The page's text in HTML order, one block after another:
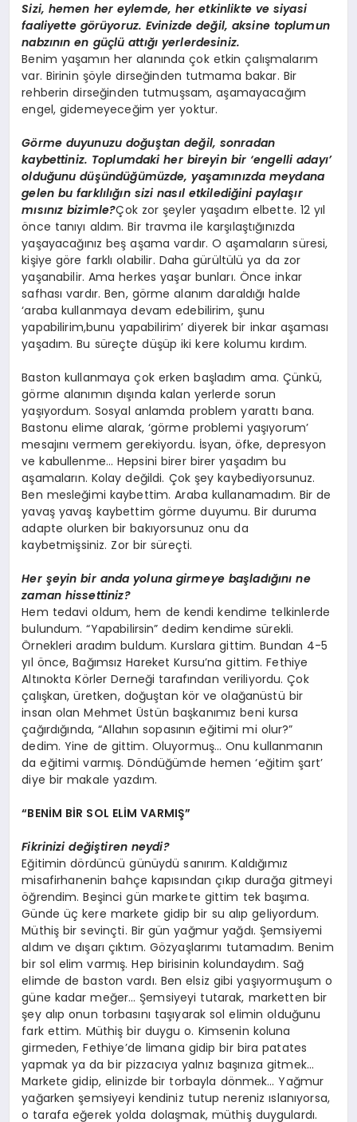
Sizi, hemen her eylemde, her etkinlikte ve siyasi
faaliyette görüyoruz. Evinizde değil, aksine toplumun
nabzının en güçlü attığı yerlerdesiniz.
Benim yaşamın her alanında çok etkin çalışmalarım
var. Birinin şöyle dirseğinden tutmama bakar. Bir
rehberin dirseğinden tutmuşsam, aşamayacağım
engel, gidemeyeceğim yer yoktur.
Görme duyunuzu doğuştan değil, sonradan
kaybettiniz. Toplumdaki her bireyin bir ‘engelli adayı’
olduğunu düşündüğümüzde, yaşamınızda meydana
gelen bu farklılığın sizi nasıl etkilediğini paylaşır
mısınız bizimle?Çok zor şeyler yaşadım elbette. 12 yıl
önce tanıyı aldım. Bir travma ile karşılaştığınızda
yaşayacağınız beş aşama vardır. O aşamaların süresi,
kişiye göre farklı olabilir. Daha gürültülü ya da zor
yaşanabilir. Ama herkes yaşar bunları. Önce inkar
safhası vardır. Ben, görme alanım daraldığı halde
‘araba kullanmaya devam edebilirim, şunu
yapabilirim,bunu yapabilirim’ diyerek bir inkar aşaması
yaşadım. Bu süreçte düşüp iki kere kolumu kırdım.
Baston kullanmaya çok erken başladım ama. Çünkü,
görme alanımın dışında kalan yerlerde sorun
yaşıyordum. Sosyal anlamda problem yarattı bana.
Bastonu elime alarak, ‘görme problemi yaşıyorum’
mesajını vermem gerekiyordu. İsyan, öfke, depresyon
ve kabullenme… Hepsini birer birer yaşadım bu
aşamaların. Kolay değildi. Çok şey kaybediyorsunuz.
Ben mesleğimi kaybettim. Araba kullanamadım. Bir de
yavaş yavaş kaybettim görme duyumu. Bir duruma
adapte olurken bir bakıyorsunuz onu da
kaybetmişsiniz. Zor bir süreçti.
Her şeyin bir anda yoluna girmeye başladığını ne
zaman hissettiniz?
Hem tedavi oldum, hem de kendi kendime telkinlerde
bulundum. “Yapabilirsin” dedim kendime sürekli.
Örnekleri aradım buldum. Kurslara gittim. Bundan 4-5
yıl önce, Bağımsız Hareket Kursu’na gittim. Fethiye
Altınokta Körler Derneği tarafından veriliyordu. Çok
çalışkan, üretken, doğuştan kör ve olağanüstü bir
insan olan Mehmet Üstün başkanımız beni kursa
çağırdığında, “Allahın sopasının eğitimi mi olur?”
dedim. Yine de gittim. Oluyormuş… Onu kullanmanın
da eğitimi varmış. Döndüğümde hemen ‘eğitim şart’
diye bir makale yazdım.
“BENİM BİR SOL ELİM VARMIŞ”
Fikrinizi değiştiren neydi?
Eğitimin dördüncü günüydü sanırım. Kaldığımız
misafirhanenin bahçe kapısından çıkıp durağa gitmeyi
öğrendim. Beşinci gün markete gittim tek başıma.
Günde üç kere markete gidip bir su alıp geliyordum.
Müthiş bir sevinçti. Bir gün yağmur yağdı. Şemsiyemi
aldım ve dışarı çıktım. Gözyaşlarımı tutamadım. Benim
bir sol elim varmış. Hep birisinin kolundaydım. Sağ
elimde de baston vardı. Ben elsiz gibi yaşıyormuşum o
güne kadar meğer… Şemsiyeyi tutarak, marketten bir
şey alıp onun torbasını taşıyarak sol elimin olduğunu
fark ettim. Müthiş bir duygu o. Kimsenin koluna
girmeden, Fethiye’de limana gidip bir bira patates
yapmak ya da bir pizzacıya yalnız başınıza gitmek…
Markete gidip, elinizde bir torbayla dönmek… Yağmur
yağarken şemsiyeyi kendiniz tutup nereniz ıslanıyorsa,
o tarafa eğerek yolda dolaşmak, müthiş duygulardı.